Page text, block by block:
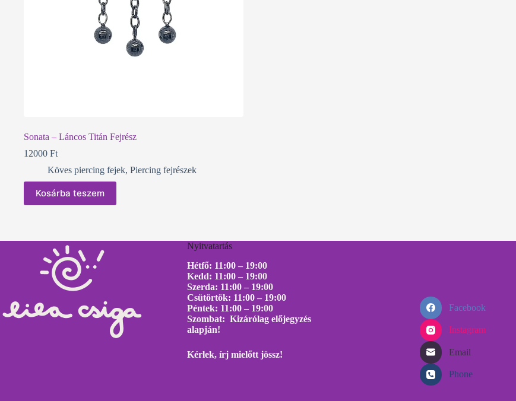
Sonata – Láncos Titán Fejrész
12000 Ft
Köves piercing fejek, Piercing fejrészek
Kosárba teszem
Nyitvatartás
Hétfő: 11:00 – 19:00
Kedd: 11:00 – 19:00
Szerda: 11:00 – 19:00
Csütörtök: 11:00 – 19:00
Péntek: 11:00 – 19:00
Szombat: Kizárólag előjegyzés
alapján!
Kérlek, írj mielőtt jössz!
Facebook
Instagram
Email
Phone